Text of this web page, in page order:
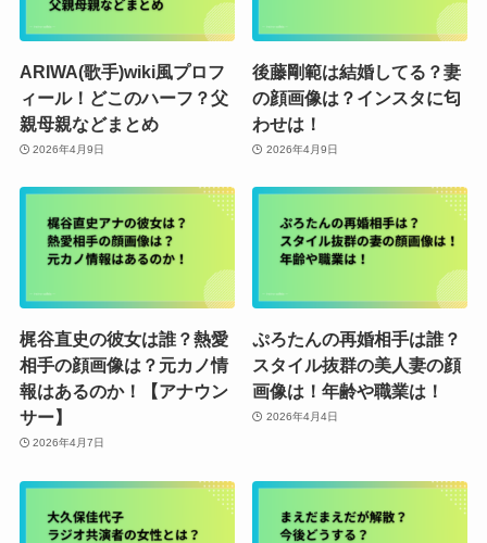
ARIWA(歌手)wiki風プロフ
ィール！どこのハーフ？父
親母親などまとめ
2026年4月9日
後藤剛範は結婚してる？妻
の顔画像は？インスタに匂
わせは！
2026年4月9日
梶谷直史の彼女は誰？熱愛
相手の顔画像は？元カノ情
報はあるのか！【アナウン
サー】
2026年4月7日
ぷろたんの再婚相手は誰？
スタイル抜群の美人妻の顔
画像は！年齢や職業は！
2026年4月4日